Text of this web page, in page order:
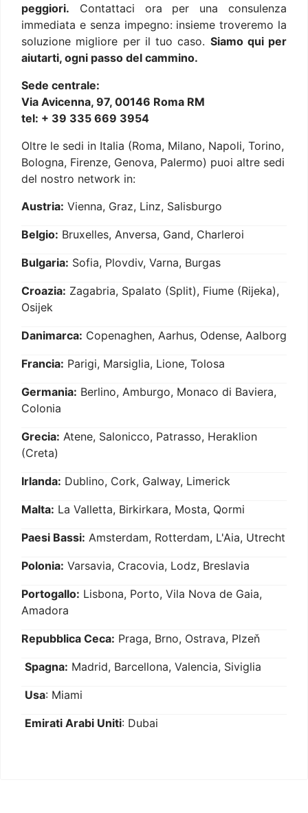
peggiori. Contattaci ora per una consulenza
immediata e senza impegno: insieme troveremo la
soluzione migliore per il tuo caso. Siamo qui per
aiutarti, ogni passo del cammino.
Sede centrale:
Via Avicenna, 97, 00146 Roma RM
tel: + 39 335 669 3954
Oltre le sedi in Italia (Roma, Milano, Napoli, Torino,
Bologna, Firenze, Genova, Palermo) puoi altre sedi
del nostro network in:
Austria: Vienna, Graz, Linz, Salisburgo
Belgio: Bruxelles, Anversa, Gand, Charleroi
Bulgaria: Sofia, Plovdiv, Varna, Burgas
Croazia: Zagabria, Spalato (Split), Fiume (Rijeka),
Osijek
Danimarca: Copenaghen, Aarhus, Odense, Aalborg
Francia: Parigi, Marsiglia, Lione, Tolosa
Germania: Berlino, Amburgo, Monaco di Baviera,
Colonia
Grecia: Atene, Salonicco, Patrasso, Heraklion
(Creta)
Irlanda: Dublino, Cork, Galway, Limerick
Malta: La Valletta, Birkirkara, Mosta, Qormi
Paesi Bassi: Amsterdam, Rotterdam, L'Aia, Utrecht
Polonia: Varsavia, Cracovia, Lodz, Breslavia
Portogallo: Lisbona, Porto, Vila Nova de Gaia,
Amadora
Repubblica Ceca: Praga, Brno, Ostrava, Plzeň
Spagna: Madrid, Barcellona, Valencia, Siviglia
Usa: Miami
Emirati Arabi Uniti: Dubai